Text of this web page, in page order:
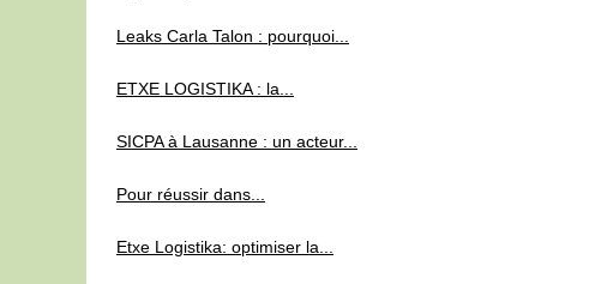
Leaks Carla Talon : pourquoi...
ETXE LOGISTIKA : la...
SICPA à Lausanne : un acteur...
Pour réussir dans...
Etxe Logistika: optimiser la...